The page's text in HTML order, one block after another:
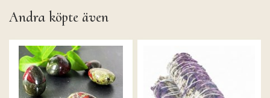
Andra köpte även